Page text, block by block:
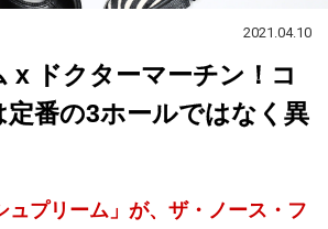
2021.04.10
x ドクターマーチン！コ
定番の3ホールではなく異
ュプリーム」が、ザ・ノース・フ